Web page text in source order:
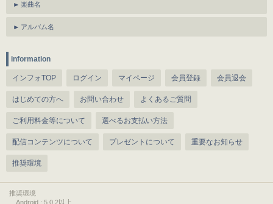
楽曲名
アルバム名
information
インフォTOP ログイン マイページ 会員登録 会員退会
はじめての方へ お問い合わせ よくあるご質問
ご利用料金等について 選べるお支払い方法
配信コンテンツについて プレゼントについて 重要なお知らせ
推奨環境
推奨環境
Android : 5.0.2以上